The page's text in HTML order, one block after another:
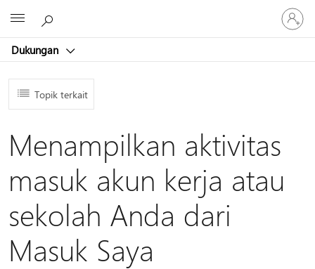
Dukungan
Masuk
ke
akun
Topik terkait
Menampilkan aktivitas
masuk akun kerja atau
sekolah Anda dari
Masuk Saya